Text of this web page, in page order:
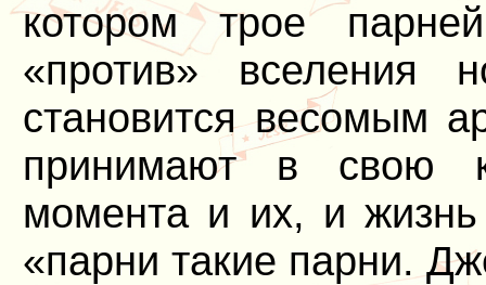
котором трое
«против» вселения
становится весомым
принимают в свою
момента и их, и
«парни такие парни.